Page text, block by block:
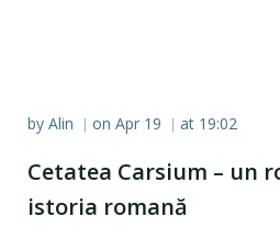
by Alin | on Apr 19 | at 19:02
Cetatea Carsium – un
istoria romană